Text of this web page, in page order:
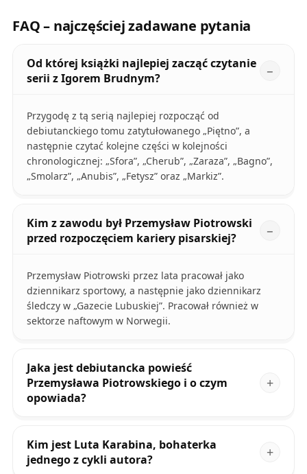
FAQ – najczęściej zadawane pytania
Od której książki najlepiej zacząć czytanie
serii z Igorem Brudnym?
Przygodę z tą serią najlepiej rozpocząć od
debiutanckiego tomu zatytułowanego „Piętno”, a
następnie czytać kolejne części w kolejności
chronologicznej: „Sfora”, „Cherub”, „Zaraza”, „Bagno”,
„Smolarz”, „Anubis”, „Fetysz” oraz „Markiz”.
Kim z zawodu był Przemysław Piotrowski
przed rozpoczęciem kariery pisarskiej?
Przemysław Piotrowski przez lata pracował jako
dziennikarz sportowy, a następnie jako dziennikarz
śledczy w „Gazecie Lubuskiej”. Pracował również w
sektorze naftowym w Norwegii.
Jaka jest debiutancka powieść
Przemysława Piotrowskiego i o czym
opowiada?
Kim jest Luta Karabina, bohaterka
jednego z cykli autora?